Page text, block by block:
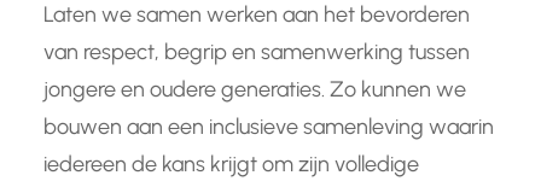
Laten we samen werken aan het bevorderen
van respect, begrip en samenwerking tussen
jongere en oudere generaties. Zo kunnen we
bouwen aan een inclusieve samenleving waarin
iedereen de kans krijgt om zijn volledige